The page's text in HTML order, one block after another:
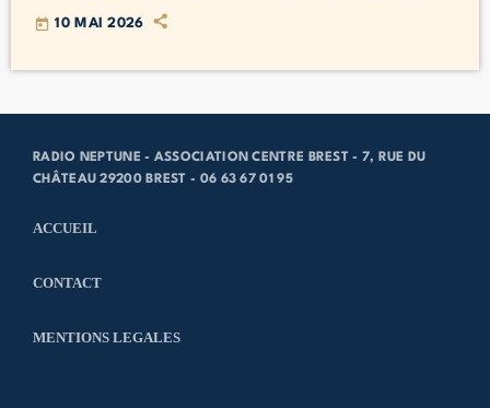
today 10 MAI 2026
RADIO NEPTUNE - ASSOCIATION CENTRE BREST - 7, RUE DU
CHÂTEAU 29200 BREST - 06 63 67 01 95
ACCUEIL
CONTACT
MENTIONS LEGALES